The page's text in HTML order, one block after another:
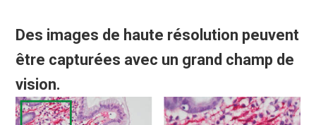
Des images de haute résolution peuvent
être capturées avec un grand champ de
vision.